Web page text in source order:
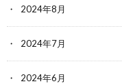
2024年8月
2024年7月
2024年6月